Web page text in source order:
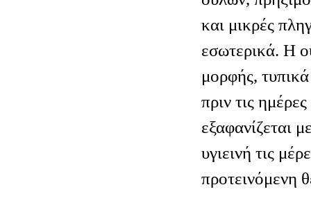
και μικρές
εσωτερικά. Η
μορφής, τυπικά
πριν τις
εξαφανίζεται
υγιεινή τις
προτεινόμενη